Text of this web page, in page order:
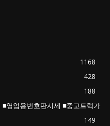
1168
428
188
영업용번호판시세 ■중고트럭가
149